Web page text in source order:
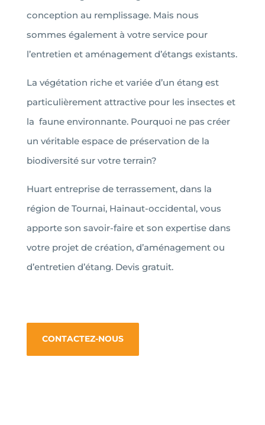
conception au remplissage. Mais nous
sommes également à votre service pour
l’entretien et aménagement d’étangs existants.
La végétation riche et variée d’un étang est
particulièrement attractive pour les insectes et
la faune environnante. Pourquoi ne pas créer
un véritable espace de préservation de la
biodiversité sur votre terrain?
Huart entreprise de terrassement, dans la
région de Tournai, Hainaut-occidental, vous
apporte son savoir-faire et son expertise dans
votre projet de création, d’aménagement ou
d’entretien d’étang. Devis gratuit.
CONTACTEZ-NOUS